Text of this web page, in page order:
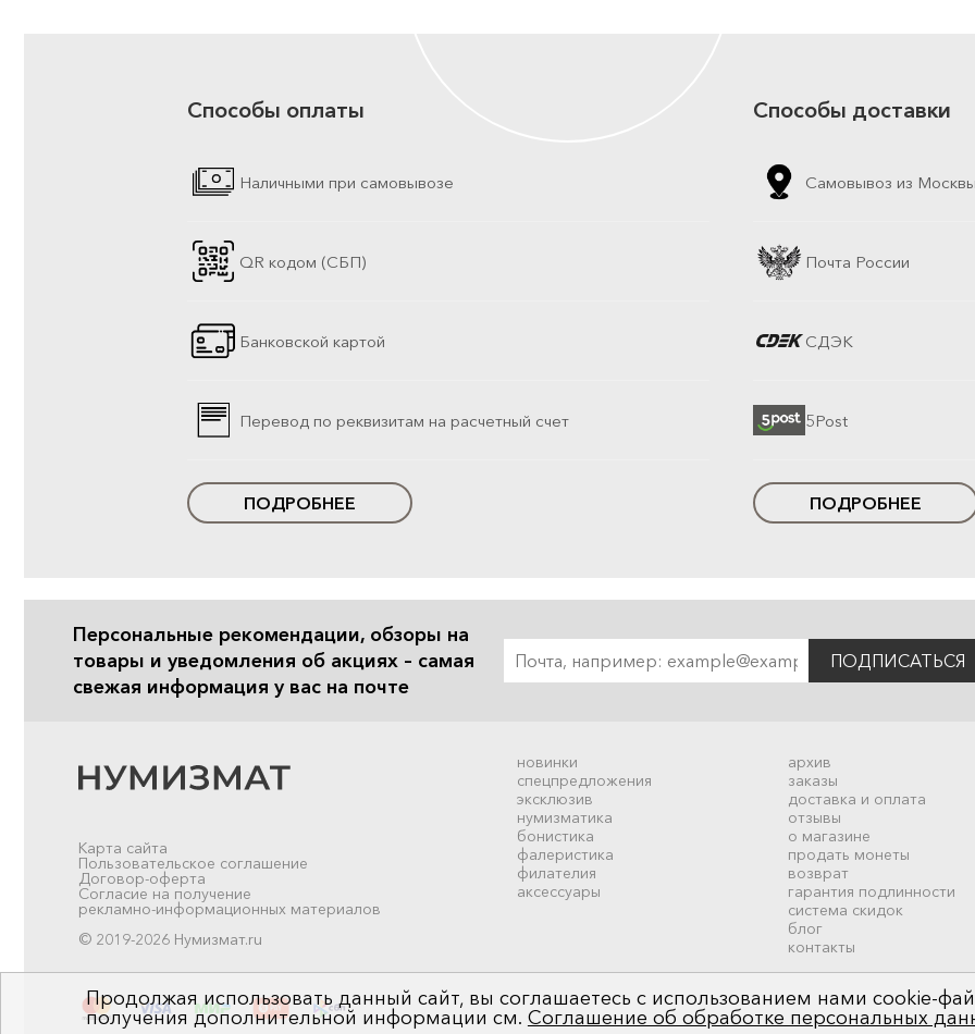
Способы оплаты
Наличными при самовывозе
QR кодом (СБП)
Банковской картой
Перевод по реквизитам на расчетный счет
ПОДРОБНЕЕ
Способы доставки
Самовывоз из
Почта России
СДЭК
5Post
ПОДРОБНЕЕ
Персональные рекомендации, обзоры на
товары и уведомления об акциях – самая
свежая информация у вас на почте
ПОДПИСАТЬСЯ
новинки
спецпредложения
эксклюзив
нумизматика
бонистика
фалеристика
филателия
аксессуары
архив
заказы
доставка и оплата
отзывы
о магазине
продать монеты
возврат
гарантия подлинности
система скидок
блог
контакты
Карта сайта
Пользовательское соглашение
Договор-оферта
Согласие на получение
рекламно-информационных материалов
© 2019-2026 Нумизмат.ru
Продолжая использовать данный сайт, вы соглашаетесь с использованием нами cookie-
получения дополнительной информации см. Соглашение об обработке персональных